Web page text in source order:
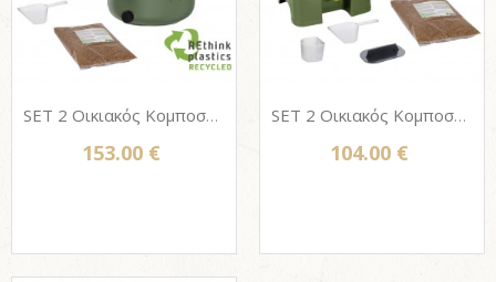
SET 2 Οικιακός Κομποστοποιητής Bokashi Organko 2 (9,6 L) + 1 Πίτουρο 1Kg - Olive
153.00 €
SET 2 Οικιακός Κομποστοποιητής Bokashi Organko 1 (16 L) + 1 Πίτουρο 1Kg - Olive
104.00 €